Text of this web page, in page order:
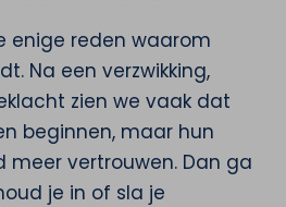
enige reden waarom
Na een verzwikking,
zien we vaak dat
beginnen, maar hun
vertrouwen. Dan ga
je in of sla je